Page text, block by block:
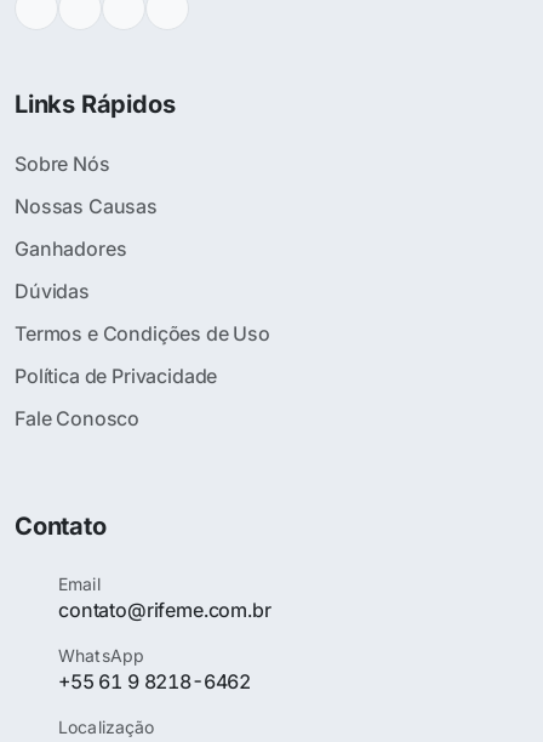
Links Rápidos
Sobre Nós
Nossas Causas
Ganhadores
Dúvidas
Termos e Condições de Uso
Política de Privacidade
Fale Conosco
Contato
Email
contato@rifeme.com.br
WhatsApp
+55 61 9 8218-6462
Localização